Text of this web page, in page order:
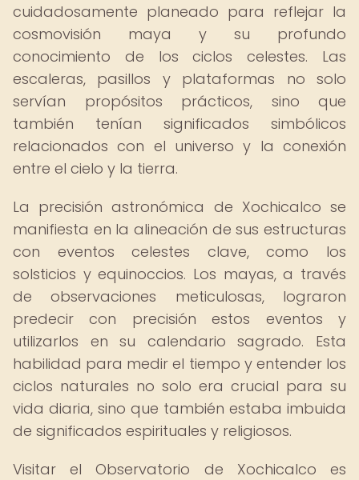
cuidadosamente planeado para reflejar la
cosmovisión maya y su profundo
conocimiento de los ciclos celestes. Las
escaleras, pasillos y plataformas no solo
servían propósitos prácticos, sino que
también tenían significados simbólicos
relacionados con el universo y la conexión
entre el cielo y la tierra.
La precisión astronómica de Xochicalco se
manifiesta en la alineación de sus estructuras
con eventos celestes clave, como los
solsticios y equinoccios. Los mayas, a través
de observaciones meticulosas, lograron
predecir con precisión estos eventos y
utilizarlos en su calendario sagrado. Esta
habilidad para medir el tiempo y entender los
ciclos naturales no solo era crucial para su
vida diaria, sino que también estaba imbuida
de significados espirituales y religiosos.
Visitar el Observatorio de Xochicalco es